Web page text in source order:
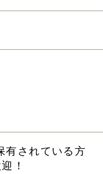
有されている方
！